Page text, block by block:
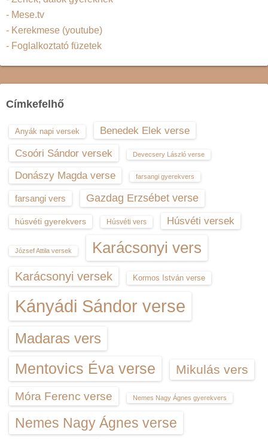
- Mese.tv
- Kerekmese (youtube)
- Foglalkoztató füzetek
Címkefelhő
Anyák napi versek
Benedek Elek verse
Csoóri Sándor versek
Devecsery László verse
Donászy Magda verse farsangi gyerekvers
farsangi vers Gazdag Erzsébet verse
húsvéti gyerekvers Húsvéti vers Húsvéti versek
József Attila versek Karácsonyi vers
Karácsonyi versek Kormos István verse
Kányádi Sándor verse
Madaras vers
Mentovics Éva verse Mikulás vers
Móra Ferenc verse Nemes Nagy Ágnes gyerekvers
Nemes Nagy Ágnes verse